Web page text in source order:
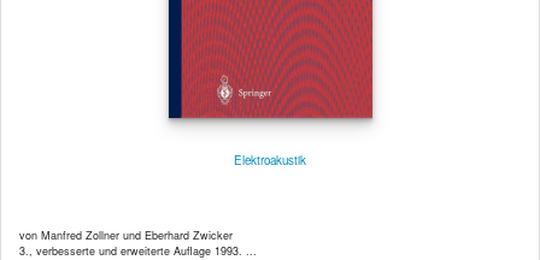
Elektroakustik
von Manfred Zollner und Eberhard Zwicker
3., verbesserte und erweiterte Auflage 1993. ...